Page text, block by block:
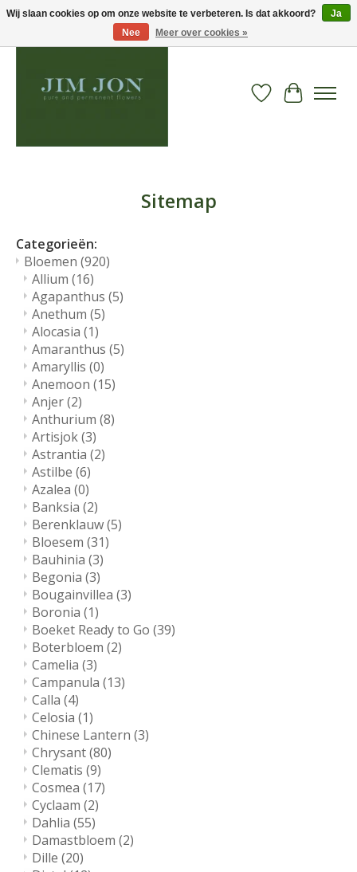
Verlanglijst
Sitemap
Categorieën:
Bloemen (920)
Allium (16)
Agapanthus (5)
Anethum (5)
Alocasia (1)
Amaranthus (5)
Amaryllis (0)
Anemoon (15)
Anjer(2)
Anthurium (8)
Artisjok(3)
Astrantia (2)
Astilbe (6)
Azalea (0)
Banksia (2)
Berenklauw(5)
Bloesem (31)
Bauhinia (3)
Begonia (3)
Bougainvillea (3)
Boronia (1)
Boeket Ready to Go (39)
Boterbloem (2)
Camelia (3)
Campanula (13)
Calla (4)
Celosia (1)
Chinese Lantern (3)
Chrysant(80)
Clematis (9)
Cosmea (17)
Cyclaam (2)
Dahlia (55)
Damastbloem (2)
Dille (20)
Wij slaan cookies op om onze website te verbeteren. Is dat akkoord?
Ja
Nee
Meer over cookies »